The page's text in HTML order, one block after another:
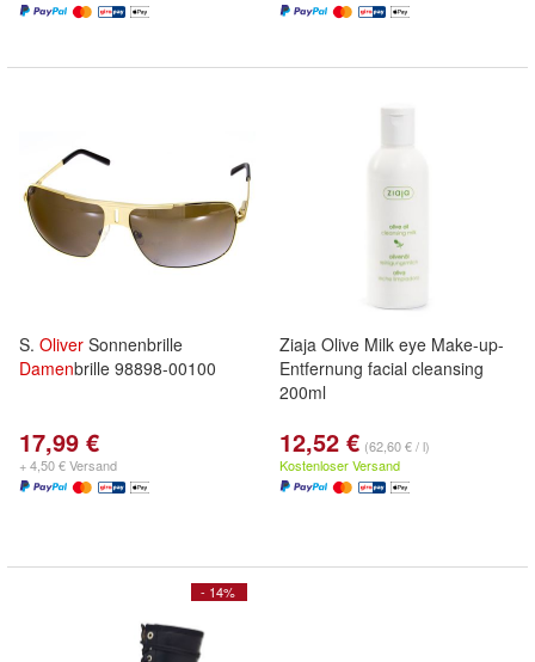
S. Oliver Sonnenbrille
Damenbrille 98898-00100
17,99 €
+ 4,50 € Versand
Ziaja Olive Milk eye Make-up-
Entfernung facial cleansing
200ml
12,52 € (62,60 € / l)
Kostenloser Versand
- 14%